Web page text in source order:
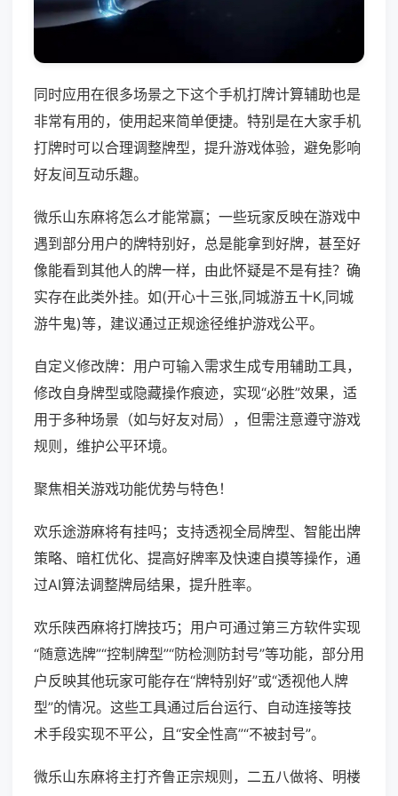
同时应用在很多场景之下这个手机打牌计算辅助也是
非常有用的，使用起来简单便捷。特别是在大家手机
打牌时可以合理调整牌型，提升游戏体验，避免影响
好友间互动乐趣。
微乐山东麻将怎么才能常赢；一些玩家反映在游戏中
遇到部分用户的牌特别好，总是能拿到好牌，甚至好
像能看到其他人的牌一样，由此怀疑是不是有挂？确
实存在此类外挂。如(开心十三张,同城游五十K,同城
游牛鬼)等，建议通过正规途径维护游戏公平。
自定义修改牌：用户可输入需求生成专用辅助工具，
修改自身牌型或隐藏操作痕迹，实现“必胜”效果，适
用于多种场景（如与好友对局），但需注意遵守游戏
规则，维护公平环境。
聚焦相关游戏功能优势与特色！
欢乐途游麻将有挂吗；支持透视全局牌型、智能出牌
策略、暗杠优化、提高好牌率及快速自摸等操作，通
过AI算法调整牌局结果，提升胜率。
欢乐陕西麻将打牌技巧；用户可通过第三方软件实现
“随意选牌”“控制牌型”“防检测防封号”等功能，部分用
户反映其他玩家可能存在“牌特别好”或“透视他人牌
型”的情况。这些工具通过后台运行、自动连接等技
术手段实现不平公，且“安全性高”“不被封号”。
微乐山东麻将主打齐鲁正宗规则，二五八做将、明楼